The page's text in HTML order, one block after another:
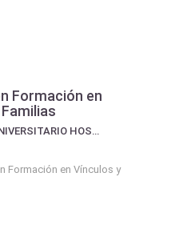
Formación en
INSTITUTO UNIVERSITARIO HOSPITAL ITALIANO
Formación en Vínculos y